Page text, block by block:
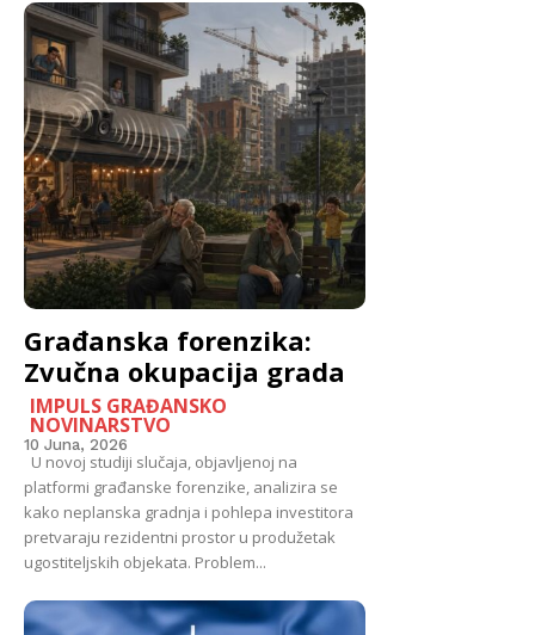
Građanska forenzika:
Zvučna okupacija grada
IMPULS GRAĐANSKO
NOVINARSTVO
10 Juna, 2026
U novoj studiji slučaja, objavljenoj na
platformi građanske forenzike, analizira se
kako neplanska gradnja i pohlepa investitora
pretvaraju rezidentni prostor u produžetak
ugostiteljskih objekata. Problem...